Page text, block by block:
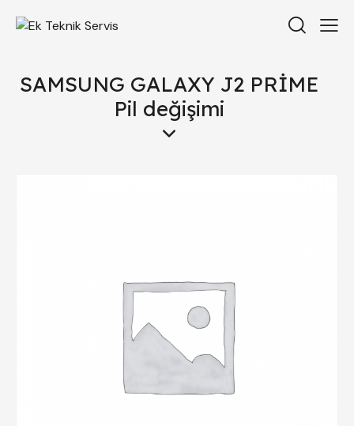
SAMSUNG GALAXY J2 PRİME
Pil değişimi